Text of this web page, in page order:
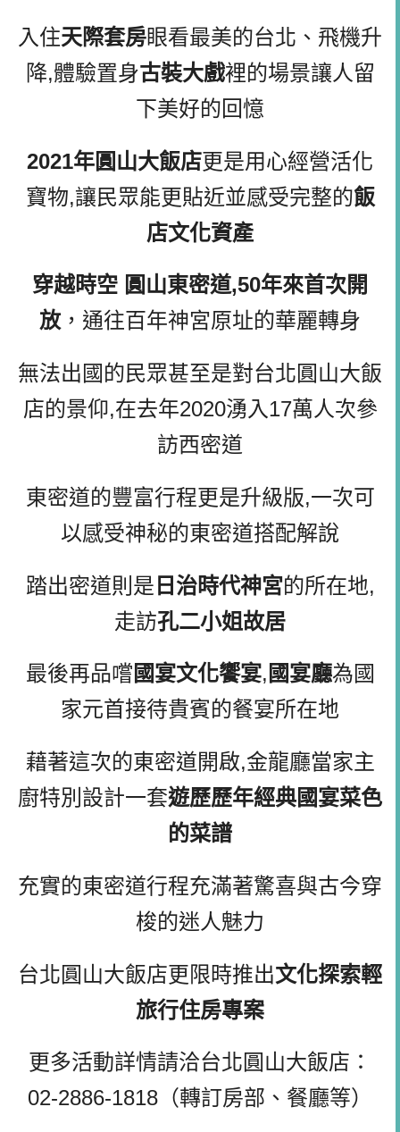
入住天際套房眼看最美的台北、飛機升
降,體驗置身古裝大戲裡的場景讓人留
下美好的回憶
2021年圓山大飯店更是用心經營活化
寶物,讓民眾能更貼近並感受完整的飯
店文化資產
穿越時空 圓山東密道,50年來首次開
放 ，通往百年神宮原址的華麗轉身
無法出國的民眾甚至是對台北圓山大飯
店的景仰,在去年2020湧入17萬人次參
訪西密道
東密道的豐富行程更是升級版,一次可
以感受神秘的東密道搭配解說
踏出密道則是 日治時代神宮的所在地,
走訪孔二小姐故居
最後再品嚐國宴文化饗宴, 國宴廳為國
家元首接待貴賓的餐宴所在地
藉著這次的東密道開啟,金龍廳當家主
廚特別設計一套遊歷歷年經典國宴菜色
的菜譜
充實的東密道行程充滿著驚喜與古今穿
梭的迷人魅力
台北圓山大飯店更限時推出文化探索輕
旅行住房專案
更多活動詳情請洽台北圓山大飯店：
02-2886-1818（轉訂房部、餐廳等）